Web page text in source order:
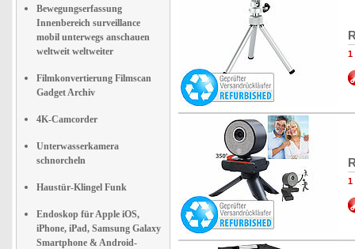
Bewegungserfassung
Innenbereich surveillance
mobil unterwegs anschauen
weltweit weltweiter
Filmkonvertierung Filmscan
Gadget Archiv
4K-Camcorder
Unterwasserkamera
schnorcheln
Haustür-Klingel Funk
Endoskop für Apple iOS,
iPhone, iPad, Samsung Galaxy
Smartphone & Android-
1
1